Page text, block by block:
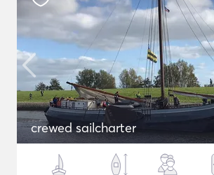
crewed sailcharter